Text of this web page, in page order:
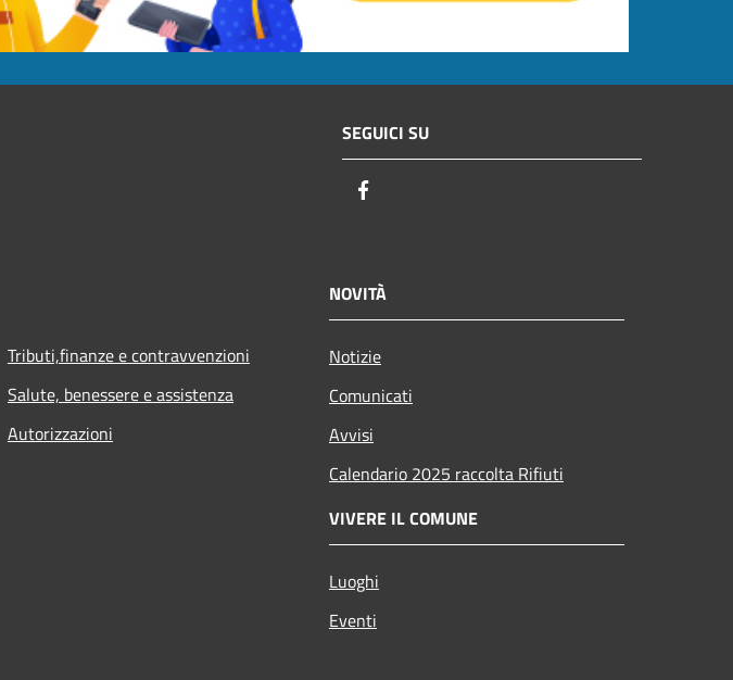
SEGUICI SU
Tributi,finanze e contravvenzioni
Salute, benessere e assistenza
Autorizzazioni
NOVITÀ
Notizie
Comunicati
Avvisi
Calendario 2025 raccolta Rifiuti
VIVERE IL COMUNE
Luoghi
Eventi